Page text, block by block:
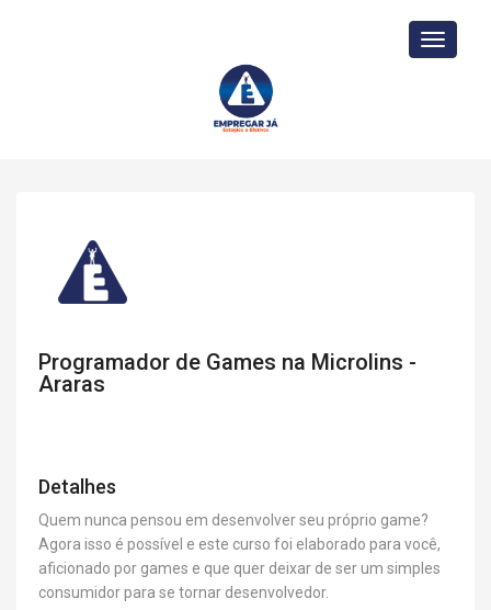
Toggle
Programador de Games na Microlins -
Araras
Detalhes
Quem nunca pensou em desenvolver seu próprio game?
Agora isso é possível e este curso foi elaborado para você,
aficionado por games e que quer deixar de ser um simples
consumidor para se tornar desenvolvedor.